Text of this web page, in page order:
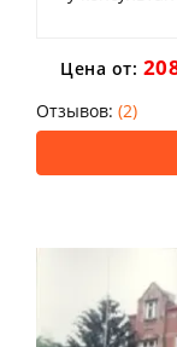
Цена от:
Отзывов: (2)